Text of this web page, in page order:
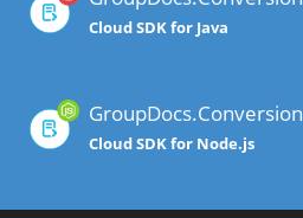
Cloud SDK for Java
GroupDocs.Conversion
Cloud SDK for Node.js